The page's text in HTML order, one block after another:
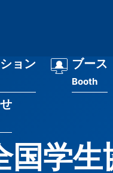
ョン ブース
Booth
国学生